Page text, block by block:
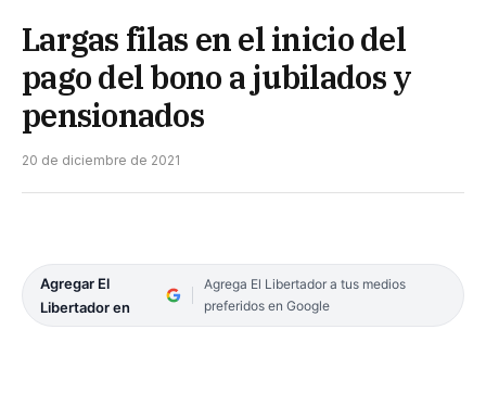
Largas filas en el inicio del
pago del bono a jubilados y
pensionados
20 de diciembre de 2021
Agregar El
Libertador en
Agrega El Libertador a tus medios
preferidos en Google